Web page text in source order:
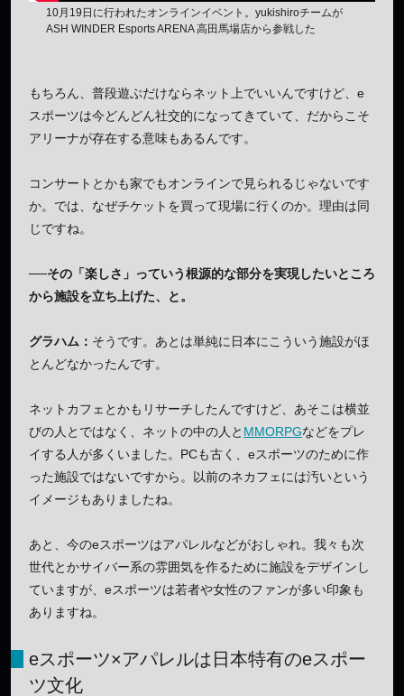
10月19日に行われたオンラインイベント。yukishiroチームが
ASH WINDER Esports ARENA 高田馬場店から参戦した
もちろん、普段遊ぶだけならネット上でいいんですけど、e
スポーツは今どんどん社交的になってきていて、だからこそ
アリーナが存在する意味もあるんです。
コンサートとかも家でもオンラインで見られるじゃないです
か。では、なぜチケットを買って現場に行くのか。理由は同
じですね。
──その「楽しさ」っていう根源的な部分を実現したいところ
から施設を立ち上げた、と。
グラハム： そうです。あとは単純に日本にこういう施設がほ
とんどなかったんです。
ネットカフェとかもリサーチしたんですけど、あそこは横並
びの人とではなく、ネットの中の人と MMORPGなどをプレ
イする人が多くいました。PCも古く、eスポーツのために作
った施設ではないですから。以前のネカフェには汚いという
イメージもありましたね。
あと、今のeスポーツはアパレルなどがおしゃれ。我々も次
世代とかサイバー系の雰囲気を作るために施設をデザインし
ていますが、eスポーツは若者や女性のファンが多い印象も
ありますね。
eスポーツ×アパレルは日本特有のeスポー
ツ文化